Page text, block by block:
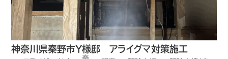
神奈川県秦野市Y様邸 アライグマ対策施工